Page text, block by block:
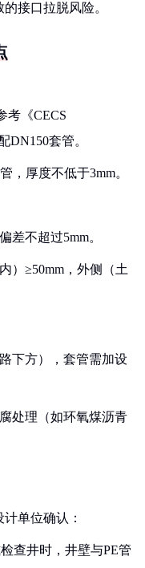
接口拉脱风险。
考《CECS
DN150套管。
，厚度不低于3mm。
差不超过5mm。
）≥50mm，外侧（土
下方），套管需加设
处理（如环氧煤沥青
单位确认：
查井时，井壁与PE管